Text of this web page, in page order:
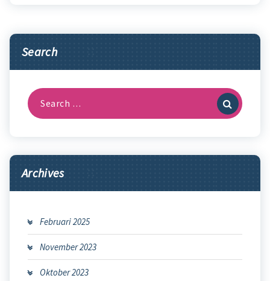
Search
Search
for:
Archives
Februari 2025
November 2023
Oktober 2023